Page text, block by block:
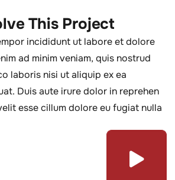
This Project
incididunt ut labore et dolore
ad minim veniam, quis nostrud
laboris nisi ut aliquip ex ea
Duis aute irure dolor in reprehen
esse cillum dolore eu fugiat nulla